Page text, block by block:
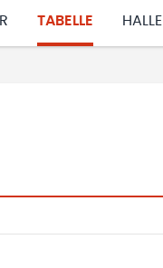
TABELLE HALLE
Toren und Punkten